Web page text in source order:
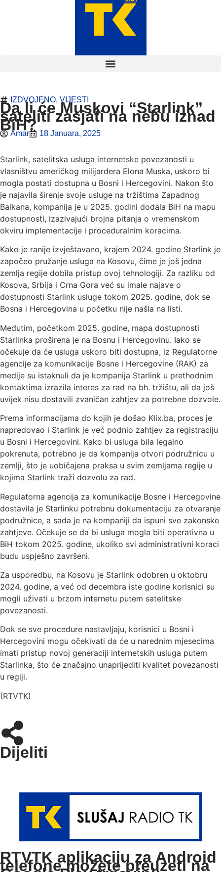
IZDVOJENO, VIJESTI
Da li će Muskovi “Starlink”
sateliti zasjati na nebu iznad
BiH?
Amar 18 Januara, 2025
Starlink, satelitska usluga internetske povezanosti u
vlasništvu američkog milijardera Elona Muska, uskoro bi
mogla postati dostupna u Bosni i Hercegovini. Nakon što
je najavila širenje svoje usluge na tržištima Zapadnog
Balkana, kompanija je u 2025. godini dodala BiH na mapu
dostupnosti, izazivajući brojna pitanja o vremenskom
okviru implementacije i proceduralnim koracima.
Kako je ranije izvještavano, krajem 2024. godine Starlink je
započeo pružanje usluga na Kosovu, čime je još jedna
zemlja regije dobila pristup ovoj tehnologiji. Za razliku od
Kosova, Srbija i Crna Gora već su imale najave o
dostupnosti Starlink usluge tokom 2025. godine, dok se
Bosna i Hercegovina u početku nije našla na listi.
Međutim, početkom 2025. godine, mapa dostupnosti
Starlinka proširena je na Bosnu i Hercegovinu. Iako se
očekuje da će usluga uskoro biti dostupna, iz Regulatorne
agencije za komunikacije Bosne i Hercegovine (RAK) za
medije su istaknuli da je kompanija Starlink u prethodnim
kontaktima izrazila interes za rad na bh. tržištu, ali da još
uvijek nisu dostavili zvaničan zahtjev za potrebne dozvole.
Prema informacijama do kojih je došao Klix.ba, proces je
napredovao i Starlink je već podnio zahtjev za registraciju
u Bosni i Hercegovini. Kako bi usluga bila legalno
pokrenuta, potrebno je da kompanija otvori podružnicu u
zemlji, što je uobičajena praksa u svim zemljama regije u
kojima Starlink traži dozvolu za rad.
Regulatorna agencija za komunikacije Bosne i Hercegovine
dostavila je Starlinku potrebnu dokumentaciju za otvaranje
podružnice, a sada je na kompaniji da ispuni sve zakonske
zahtjeve. Očekuje se da bi usluga mogla biti operativna u
BiH tokom 2025. godine, ukoliko svi administrativni koraci
budu uspješno završeni.
Za usporedbu, na Kosovu je Starlink odobren u oktobru
2024. godine, a već od decembra iste godine korisnici su
mogli uživati u brzom internetu putem satelitske
povezanosti.
Dok se sve procedure nastavljaju, korisnici u Bosni i
Hercegovini mogu očekivati da će u narednim mjesecima
imati pristup novoj generaciji internetskih usluga putem
Starlinka, što će značajno unaprijediti kvalitet povezanosti
u regiji.
(RTVTK)
Dijeliti
RTVTK aplikaciju za Android
telefone možete preuzeti na